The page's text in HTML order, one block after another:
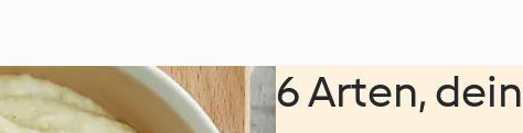
6 Arten,